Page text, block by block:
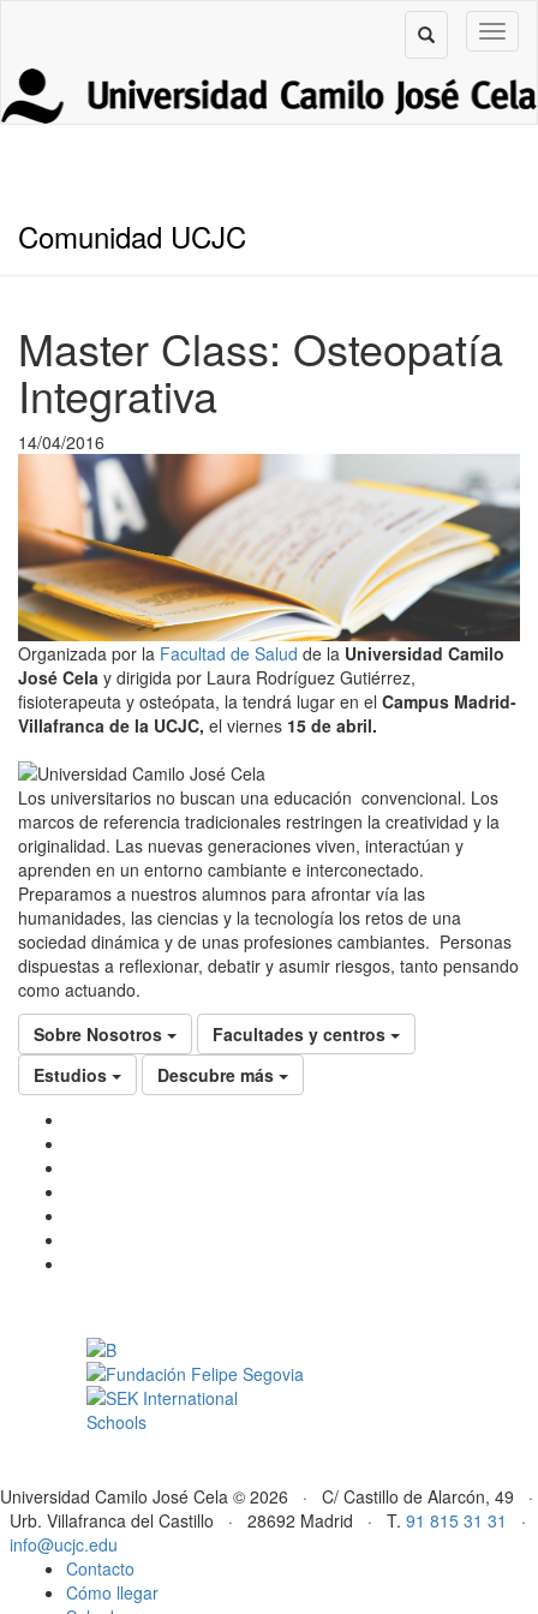
Comunidad UCJC
Master Class: Osteopatía
Integrativa
14/04/2016
Organizada por la Facultad de Salud de la Universidad Camilo
José Cela y dirigida por Laura Rodríguez Gutiérrez,
fisioterapeuta y osteópata, la tendrá lugar en el Campus Madrid-
Villafranca de la UCJC, el viernes 15 de abril.
Los universitarios no buscan una educación convencional. Los
marcos de referencia tradicionales restringen la creatividad y la
originalidad. Las nuevas generaciones viven, interactúan y
aprenden en un entorno cambiante e interconectado.
Preparamos a nuestros alumnos para afrontar vía las
humanidades, las ciencias y la tecnología los retos de una
sociedad dinámica y de unas profesiones cambiantes. Personas
dispuestas a reflexionar, debatir y asumir riesgos, tanto pensando
como actuando.
Sobre Nosotros
Facultades y centros
Estudios
Descubre más
Universidad Camilo José Cela © 2026 · C/ Castillo de Alarcón, 49 ·
Urb. Villafranca del Castillo · 28692 Madrid · T. 91 815 31 31
·
info@ucjc.edu
Contacto
Cómo llegar